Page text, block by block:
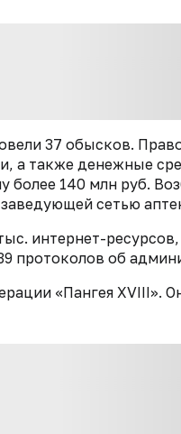
37 обысков.
а также денежные
140 млн руб.
сетью
интернет-
протоколов об
«Пангея XVIII».